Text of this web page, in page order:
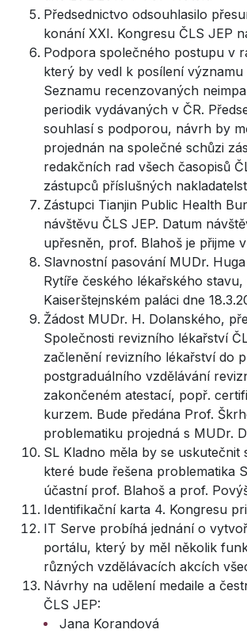
Předsednictvo odsouhlasilo
konání XXI. Kongresu ČLS JEP
Podpora společného postupu v
který by vedl k posílení
Seznamu recenzovaných
periodik vydávaných v ČR.
souhlasí s podporou, návrh by
projednán na společné schůzi
redakčních rad všech časopisů
zástupců příslušných
Zástupci Tianjin Public Health
návštěvu ČLS JEP. Datum
upřesněn, prof. Blahoš je přijme v
Slavnostní pasování MUDr.
Rytíře českého lékařského
Kaiserštejnském paláci dne
Žádost MUDr. H. Dolanského,
Společnosti revizního lékařství
začlenění revizního lékařství do
postgraduálního vzdělávání
zakončeném atestací, popř.
kurzem. Bude předána Prof.
problematiku projedná s MUDr.
SL Kladno měla by se uskutečnit
které bude řešena problematika
účastní prof. Blahoš a prof.
Identifikační karta 4. Kongresu
IT Serve probíhá jednání o
portálu, který by měl několik
různých vzdělávacích akcích
Návrhy na udělení medaile a
ČLS JEP:
Jana Korandová